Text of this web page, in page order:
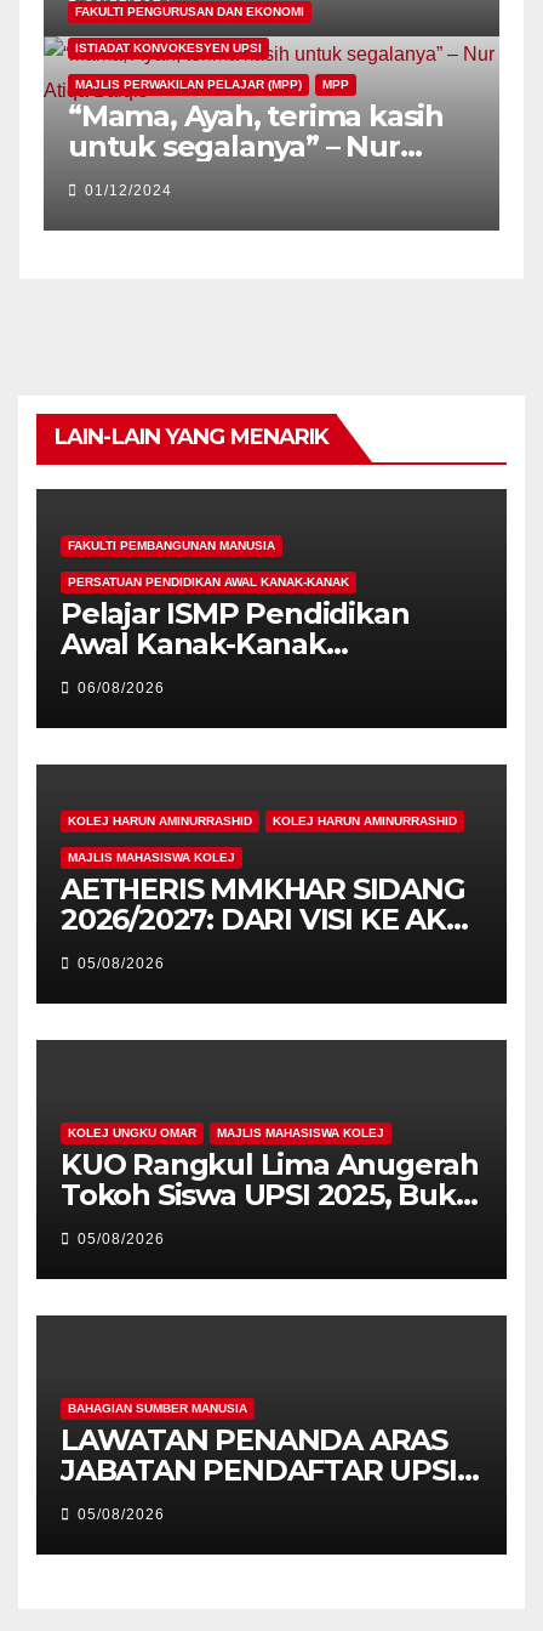
PESKON26
FAKULTI PENGURUSAN DAN EKONOMI
ISTIADAT KONVOKESYEN UPSI
MAJLIS PERWAKILAN PELAJAR (MPP) MPP
“Mama, Ayah, terima kasih
untuk segalanya” – Nur
Atiqa Balqis
01/12/2024
LAIN-LAIN YANG MENARIK
FAKULTI PEMBANGUNAN MANUSIA
PERSATUAN PENDIDIKAN AWAL KANAK-KANAK
Pelajar ISMP Pendidikan
Awal Kanak-Kanak
Cemerlang Raih
Pengiktirafan Antarabangsa
di IAM2026
06/08/2026
KOLEJ HARUN AMINURRASHID KOLEJ HARUN AMINURRASHID
MAJLIS MAHASISWA KOLEJ
AETHERIS MMKHAR SIDANG
2026/2027: DARI VISI KE AKSI,
MEMBINA LEGASI GENERASI
PEMIMPIN
05/08/2026
KOLEJ UNGKU OMAR MAJLIS MAHASISWA KOLEJ
KUO Rangkul Lima Anugerah
Tokoh Siswa UPSI 2025, Bukti
Kecemerlangan Mahasiswa
Holistik
05/08/2026
BAHAGIAN SUMBER MANUSIA
LAWATAN PENANDA ARAS
JABATAN PENDAFTAR UPSI
KE JABATAN PENDAFTAR
UniSZA – PERKUKUH
KERJASAMA STRATEGIK
05/08/2026